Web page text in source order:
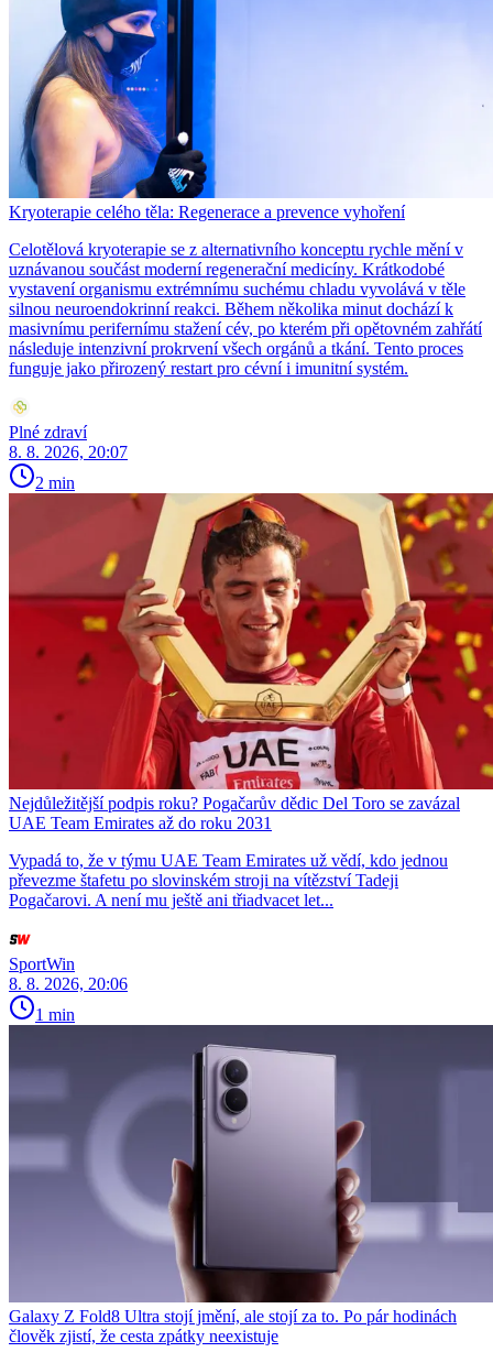
Kryoterapie celého těla: Regenerace a prevence vyhoření
Celotělová kryoterapie se z alternativního konceptu rychle mění v
uznávanou součást moderní regenerační medicíny. Krátkodobé
vystavení organismu extrémnímu suchému chladu vyvolává v těle
silnou neuroendokrinní reakci. Během několika minut dochází k
masivnímu perifernímu stažení cév, po kterém při opětovném zahřátí
následuje intenzivní prokrvení všech orgánů a tkání. Tento proces
funguje jako přirozený restart pro cévní i imunitní systém.
Plné zdraví
8. 8. 2026, 20:07
2 min
Nejdůležitější podpis roku? Pogačarův dědic Del Toro se zavázal
UAE Team Emirates až do roku 2031
Vypadá to, že v týmu UAE Team Emirates už vědí, kdo jednou
převezme štafetu po slovinském stroji na vítězství Tadeji
Pogačarovi. A není mu ještě ani třiadvacet let...
SportWin
8. 8. 2026, 20:06
1 min
Galaxy Z Fold8 Ultra stojí jmění, ale stojí za to. Po pár hodinách
člověk zjistí, že cesta zpátky neexistuje